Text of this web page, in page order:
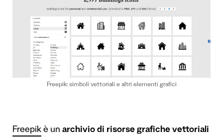
Freepik: simboli vettoriali e altri elementi grafici
Freepik è un archivio di risorse grafiche vettoriali